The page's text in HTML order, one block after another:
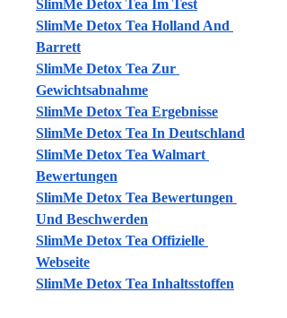
SlimMe Detox Tea Im Test
SlimMe Detox Tea Holland And
Barrett
SlimMe Detox Tea Zur
Gewichtsabnahme
SlimMe Detox Tea Ergebnisse
SlimMe Detox Tea In Deutschland
SlimMe Detox Tea Walmart
Bewertungen
SlimMe Detox Tea Bewertungen
Und Beschwerden
SlimMe Detox Tea Offizielle
Webseite
SlimMe Detox Tea Inhaltsstoffen